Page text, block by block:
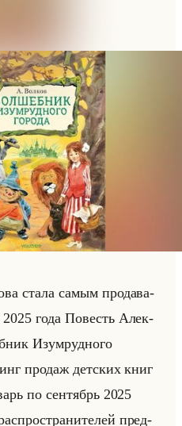
стала самым про­да­ва­
года По­весть Алек­
Изумрудного
про­даж дет­ских книг
по сен­тябрь 2025
пред­